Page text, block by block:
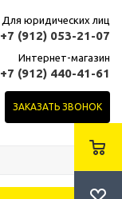
Для юридических лиц
+7 (912) 053-21-07
Интернет-магазин
+7 (912) 440-41-61
ЗАКАЗАТЬ ЗВОНОК